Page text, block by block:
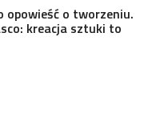
opowieść o tworzeniu.
kreacja sztuki to